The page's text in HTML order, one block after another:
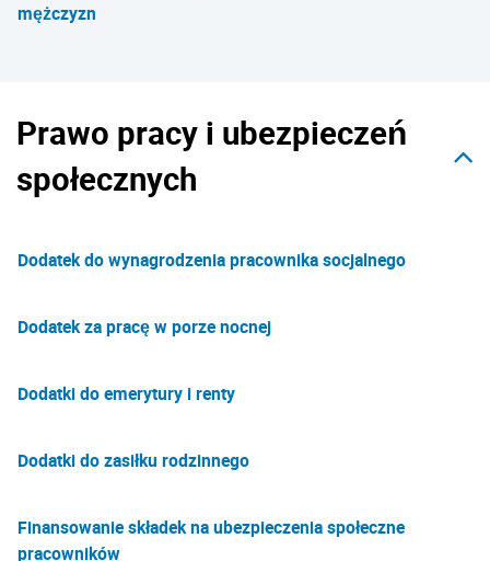
mężczyzn
Prawo pracy i ubezpieczeń
społecznych
Dodatek do wynagrodzenia pracownika socjalnego
Dodatek za pracę w porze nocnej
Dodatki do emerytury i renty
Dodatki do zasiłku rodzinnego
Finansowanie składek na ubezpieczenia społeczne
pracowników